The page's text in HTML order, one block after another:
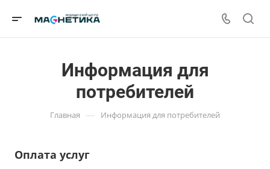
Информация для
потребителей
Главная — Информация для потребителей
Оплата услуг